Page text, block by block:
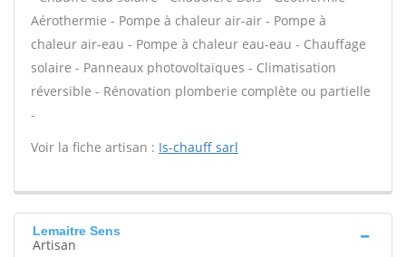
Aérothermie - Pompe à chaleur air-air - Pompe à
chaleur air-eau - Pompe à chaleur eau-eau - Chauffage
solaire - Panneaux photovoltaïques - Climatisation
réversible - Rénovation plomberie complète ou partielle
-
Voir la fiche artisan : Is-chauff sarl
Lemaitre Sens
Artisan